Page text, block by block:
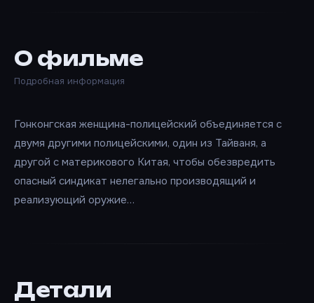
О фильме
Подробная информация
Гонконгская женщина-полицейский объединяется с
двумя другими полицейскими, один из Тайваня, а
другой с материкового Китая, чтобы обезвредить
опасный синдикат нелегально производящий и
реализующий оружие…
Детали